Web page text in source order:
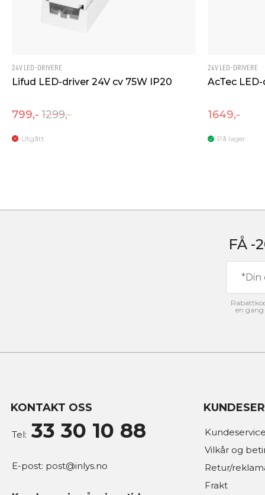
Dimmetype
Lekkasjestrøm [mA]
0.5
Startstrøm Imax [A]
50
24V LED-DRIVERE
Lifud LED-driver 24V cv 75W IP20
799,- 1299,-
Utgått
24V LED-DRIVERE
AcTec
1649,-
På lager
FÅ -
en gang
KONTAKT OSS
Tel: 33 30 10 88
E-post: post@inlys.no
Vilkår og
Retur/
Frakt